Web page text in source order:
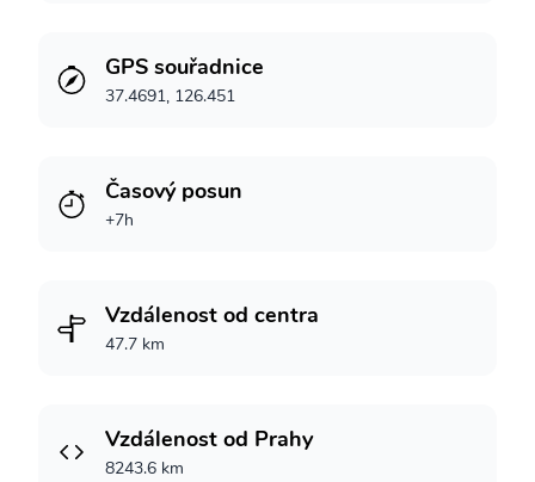
GPS souřadnice
37.4691, 126.451
Časový posun
+7h
Vzdálenost od centra
47.7 km
Vzdálenost od Prahy
8243.6 km